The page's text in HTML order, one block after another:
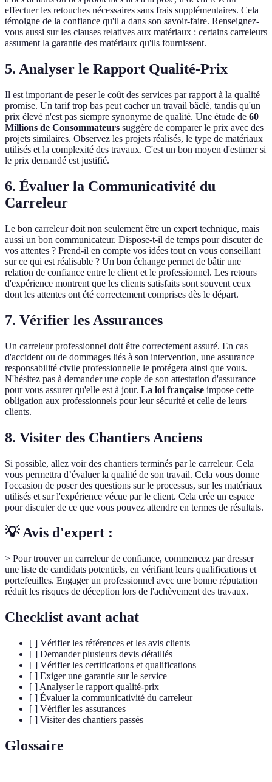
effectuer les retouches nécessaires sans frais supplémentaires. Cela
témoigne de la confiance qu'il a dans son savoir-faire. Renseignez-
vous aussi sur les clauses relatives aux matériaux : certains carreleurs
assument la garantie des matériaux qu'ils fournissent.
5. Analyser le Rapport Qualité-Prix
Il est important de peser le coût des services par rapport à la qualité
promise. Un tarif trop bas peut cacher un travail bâclé, tandis qu'un
prix élevé n'est pas siempre synonyme de qualité. Une étude de 60
Millions de Consommateurs suggère de comparer le prix avec des
projets similaires. Observez les projets réalisés, le type de matériaux
utilisés et la complexité des travaux. C'est un bon moyen d'estimer si
le prix demandé est justifié.
6. Évaluer la Communicativité du
Carreleur
Le bon carreleur doit non seulement être un expert technique, mais
aussi un bon communicateur. Dispose-t-il de temps pour discuter de
vos attentes ? Prend-il en compte vos idées tout en vous conseillant
sur ce qui est réalisable ? Un bon échange permet de bâtir une
relation de confiance entre le client et le professionnel. Les retours
d'expérience montrent que les clients satisfaits sont souvent ceux
dont les attentes ont été correctement comprises dès le départ.
7. Vérifier les Assurances
Un carreleur professionnel doit être correctement assuré. En cas
d'accident ou de dommages liés à son intervention, une assurance
responsabilité civile professionnelle le protégera ainsi que vous.
N'hésitez pas à demander une copie de son attestation d'assurance
pour vous assurer qu'elle est à jour. La loi française impose cette
obligation aux professionnels pour leur sécurité et celle de leurs
clients.
8. Visiter des Chantiers Anciens
Si possible, allez voir des chantiers terminés par le carreleur. Cela
vous permettra d’évaluer la qualité de son travail. Cela vous donne
l'occasion de poser des questions sur le processus, sur les matériaux
utilisés et sur l'expérience vécue par le client. Cela crée un espace
pour discuter de ce que vous pouvez attendre en termes de résultats.
💡 Avis d'expert :
> Pour trouver un carreleur de confiance, commencez par dresser
une liste de candidats potentiels, en vérifiant leurs qualifications et
portefeuilles. Engager un professionnel avec une bonne réputation
réduit les risques de déception lors de l'achèvement des travaux.
Checklist avant achat
[ ] Vérifier les références et les avis clients
[ ] Demander plusieurs devis détaillés
[ ] Vérifier les certifications et qualifications
[ ] Exiger une garantie sur le service
[ ] Analyser le rapport qualité-prix
[ ] Évaluer la communicativité du carreleur
[ ] Vérifier les assurances
[ ] Visiter des chantiers passés
Glossaire